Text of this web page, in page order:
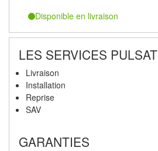
Disponible en livraison
LES SERVICES PULSAT
Livraison
Installation
Reprise
SAV
GARANTIES